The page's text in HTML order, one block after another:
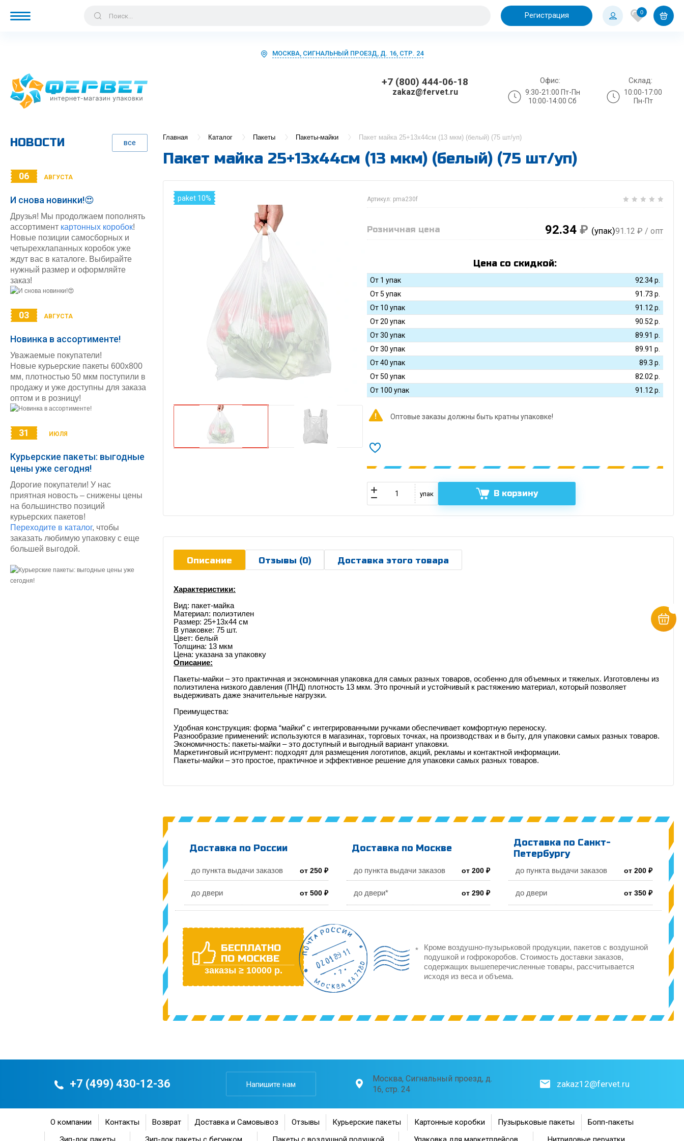
Регистрация 0
МОСКВА, СИГНАЛЬНЫЙ ПРОЕЗД, Д. 16, СТР. 24
+7 (800) 444-06-18
zakaz@fervet.ru
Офис:
9:30-21:00 Пт-Пн
10:00-14:00 Сб
Склад:
10:00-17:00
Пн-Пт
Главная Каталог Пакеты Пакеты-майки Пакет майка 25+13х44см (13 мкм) (белый) (75 шт/уп)
Пакет майка 25+13х44см (13 мкм) (белый) (75 шт/уп)
paket 10% Артикул: pma230f
Розничная цена 92.34 ₽ (упак)91.12 ₽ / опт
Цена со скидкой:
От 1 упак 92.34р.
От 5 упак
91.73 р.
От 10 упак
91.12 р.
От 20 упак
90.52 р.
От 30 упак
89.91 р.
От 30 упак
89.91 р.
От 40 упак
89.3 р.
От 50 упак
82.02 р.
От 100 упак
91.12 р.
Оптовые заказы должны быть кратны упаковке!
упак В корзину
Описание Отзывы (0) Доставка этого товара
Характеристики:
Вид: пакет-майка
Материал: полиэтилен
Размер: 25+13х44 см
В упаковке: 75 шт.
Цвет: белый
Толщина: 13 мкм
Цена: указана за упаковку
Описание:
Пакеты-майки – это практичная и экономичная упаковка для самых разных товаров, особенно для объемных и тяжелых. Изготовлены из
полиэтилена низкого давления (ПНД) плотность 13 мкм. Это прочный и устойчивый к растяжению материал, который позволяет
выдерживать даже значительные нагрузки.
Преимущества:
Удобная конструкция: форма “майки” с интегрированными ручками обеспечивает комфортную переноску.
Разнообразие применений: используются в магазинах, торговых точках, на производствах и в быту, для упаковки самых разных товаров.
Экономичность: пакеты-майки – это доступный и выгодный вариант упаковки.
Маркетинговый иснтрумент: подходят для размещения логотипов, акций, рекламы и контактной информации.
Пакеты-майки – это простое, практичное и эффективное решение для упаковки самых разных товаров.
Доставка по России
до пункта выдачи заказов от 250 ₽
до двери от 500 ₽
Доставка по Москве
до пункта выдачи заказов от 200 ₽
до двери* от 290 ₽
Доставка по Санкт-
Петербургу
до пункта выдачи заказов от 200 ₽
до двери от 350 ₽
БЕСПЛАТНО
ПО МОСКВЕ
заказы ≥ 10000 р.
Кроме воздушно-пузырьковой продукции, пакетов с воздушной
подушкой и гофрокоробов. Стоимость доставки заказов,
содержащих вышеперечисленные товары, рассчитывается
исходя из веса и объема.
НОВОСТИ все
06 АВГУСТА
И снова новинки!😍
Друзья! Мы продолжаем пополнять
ассортимент картонных коробок!
Новые позиции самосборных и
четырехклапанных коробок уже
ждут вас в каталоге. Выбирайте
нужный размер и оформляйте
заказ!
03 АВГУСТА
Новинка в ассортименте!
Уважаемые покупатели!
Новые курьерские пакеты 600х800
мм, плотностью 50 мкм поступили в
продажу и уже доступны для заказа
оптом и в розницу!
31 ИЮЛЯ
Курьерские пакеты: выгодные
цены уже сегодня!
Дорогие покупатели! У нас
приятная новость – снижены цены
на большинство позиций
курьерских пакетов!
Переходите в каталог, чтобы
заказать любимую упаковку с еще
большей выгодой.
+7 (499) 430-12-36 Напишите нам
Москва, Сигнальный проезд, д.
16, стр. 24
zakaz12@fervet.ru
О компании Контакты Возврат Доставка и Самовывоз Отзывы Курьерские пакеты Картонные коробки Пузырьковые пакеты
Бопп-пакеты